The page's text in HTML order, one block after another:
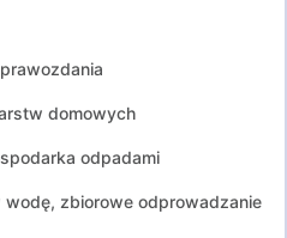
domowych
odpadami
zbiorowe odprowadzanie